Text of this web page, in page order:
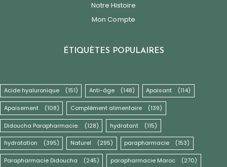
Notre Histoire
Mon Compte
ÉTIQUÈTES POPULAIRES
Acide hyaluronique (151) Anti-âge (148) Apaisant (114)
Apaisement (108) Complément alimentaire (139)
Didoucha Parapharmacie. (128) hydratant (115)
hydratation (395) Naturel (295) parapharmacie (153)
Parapharmacie Didoucha (245) parapharmacie Maroc (270)